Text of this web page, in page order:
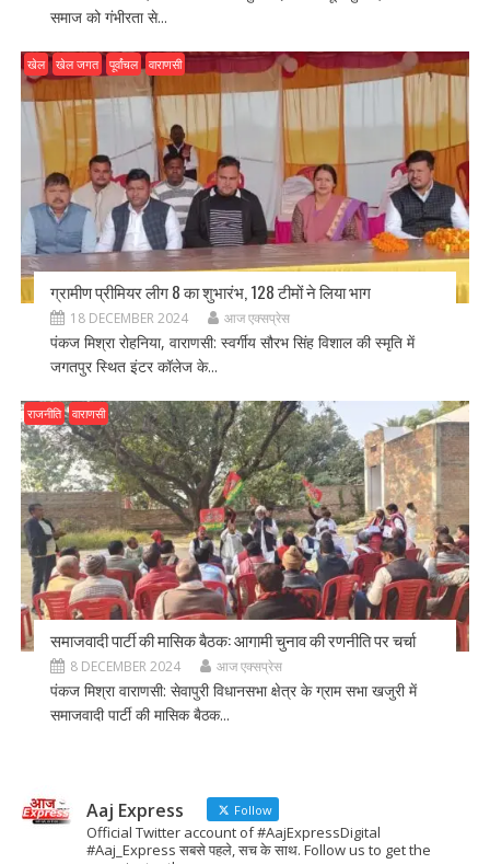
समाज को गंभीरता से...
खेल खेल जगत पूर्वांचल वाराणसी
ग्रामीण प्रीमियर लीग 8 का शुभारंभ, 128 टीमों ने लिया भाग
18 DECEMBER 2024 आज एक्सप्रेस
पंकज मिश्रा रोहनिया, वाराणसी: स्वर्गीय सौरभ सिंह विशाल की स्मृति में
जगतपुर स्थित इंटर कॉलेज के...
राजनीति वाराणसी
समाजवादी पार्टी की मासिक बैठक: आगामी चुनाव की रणनीति पर चर्चा
8 DECEMBER 2024 आज एक्सप्रेस
पंकज मिश्रा वाराणसी: सेवापुरी विधानसभा क्षेत्र के ग्राम सभा खजुरी में
समाजवादी पार्टी की मासिक बैठक...
Aaj Express Follow
Official Twitter account of #AajExpressDigital
#Aaj_Express सबसे पहले, सच के साथ. Follow us to get the